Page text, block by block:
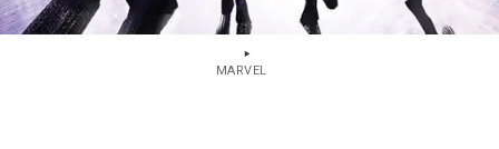
MARVEL